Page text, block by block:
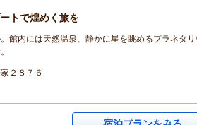
トで煌めく旅を
館内には天然温泉、静かに星を眺めるプラネタリ
２８７６